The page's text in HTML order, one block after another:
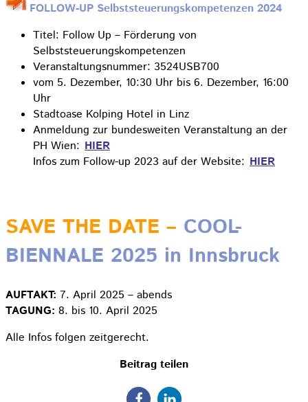
FOLLOW-UP Selbststeuerungskompetenzen 2024
Titel: Follow Up – Förderung von
Selbststeuerungskompetenzen
Veranstaltungsnummer: 3524USB700
vom 5. Dezember, 10:30 Uhr bis 6. Dezember, 16:00
Uhr
Stadtoase Kolping Hotel in Linz
Anmeldung zur bundesweiten Veranstaltung an der
PH Wien: HIER
Infos zum Follow-up 2023 auf der Website: HIER
SAVE THE DATE – COOL-
BIENNALE 2025 in Innsbruck
AUFTAKT: 7. April 2025 – abends
TAGUNG: 8. bis 10. April 2025
Alle Infos folgen zeitgerecht.
Beitrag teilen